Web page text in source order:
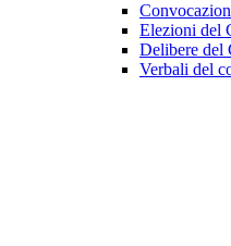
Elezioni del
Delibere del
Verbali del